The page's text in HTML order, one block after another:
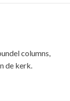
columns,
de kerk.